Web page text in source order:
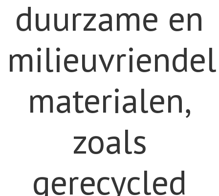
duurzame en
materialen,
zoals
gerecycled